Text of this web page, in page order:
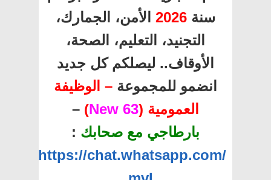
سنة 2026 الأمن، الجمارك،
التجنيد، التعليم، الصحة،
الأوقاف.. ليصلكم كل جديد
انضمو للمجموعة – الوظيفة
العمومية (63 New
)
–
بارطاجي مع صحابك :
https://chat.whatsapp.com/